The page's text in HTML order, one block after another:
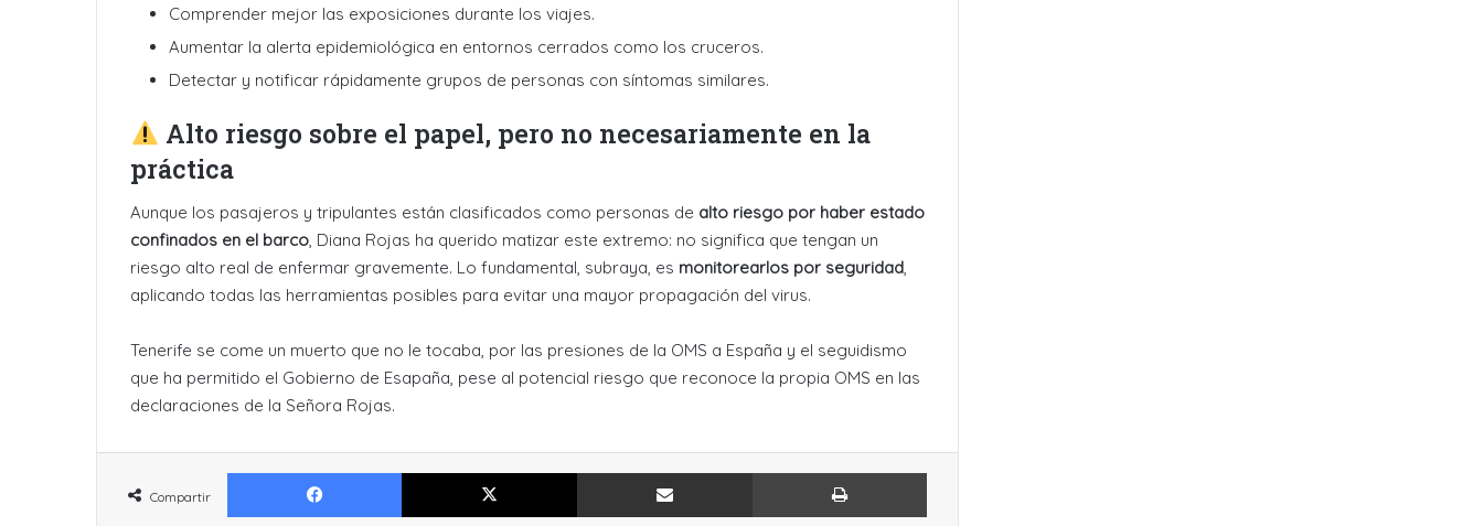
Comprender mejor las exposiciones durante los viajes.
Aumentar la alerta epidemiológica en entornos cerrados como los cruceros.
Detectar y notificar rápidamente grupos de personas con síntomas similares.
Alto riesgo sobre el papel, pero no necesariamente en la
práctica
Aunque los pasajeros y tripulantes están clasificados como personas de alto riesgo por haber estado
confinados en el barco, Diana Rojas ha querido matizar este extremo: no significa que tengan un
riesgo alto real de enfermar gravemente. Lo fundamental, subraya, es monitorearlos por seguridad,
aplicando todas las herramientas posibles para evitar una mayor propagación del virus.
Tenerife se come un muerto que no le tocaba, por las presiones de la OMS a España y el seguidismo
que ha permitido el Gobierno de Esapaña, pese al potencial riesgo que reconoce la propia OMS en las
declaraciones de la Señora Rojas.
Compartir
Facebook X Compartir por Email Imprimir